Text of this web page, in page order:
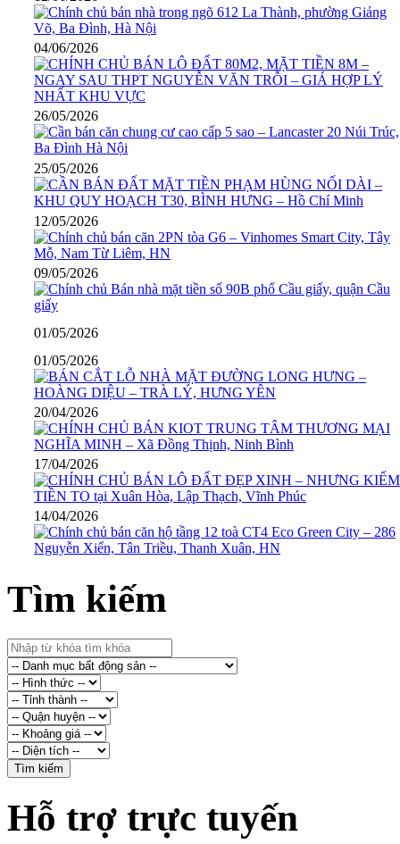
04/06/2026
26/05/2026
25/05/2026
12/05/2026
09/05/2026
01/05/2026
01/05/2026
20/04/2026
17/04/2026
14/04/2026
Tìm kiếm
Hỗ trợ trực tuyến